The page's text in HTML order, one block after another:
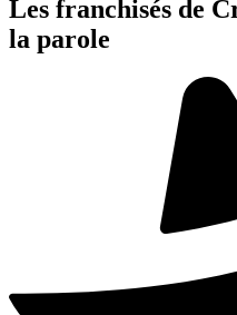
Les franchisés de
la parole